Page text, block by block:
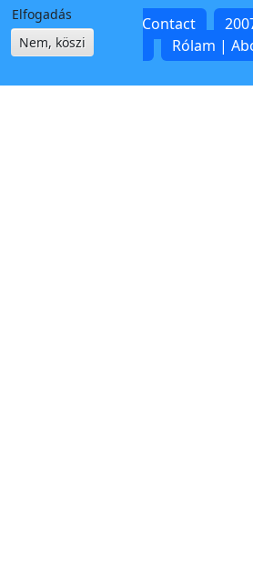
Kapcsolat | Contact
Rólam |
Elfogadás
Nem, köszi